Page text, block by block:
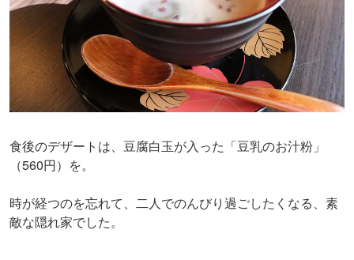
食後のデザートは、豆腐白玉が入った「豆乳のお汁粉」
（560円）を。
時が経つのを忘れて、二人でのんびり過ごしたくなる、素
敵な隠れ家でした。